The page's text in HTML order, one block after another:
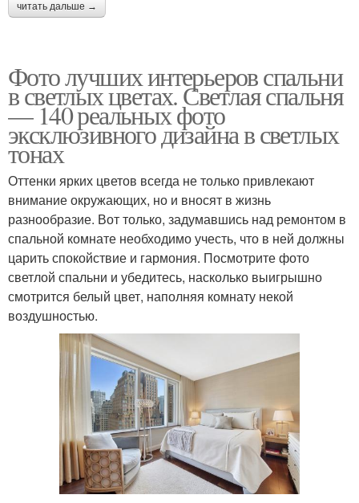
читать дальше →
Фото лучших интерьеров спальни
в светлых цветах. Светлая спальня
— 140 реальных фото
эксклюзивного дизайна в светлых
тонах
Оттенки ярких цветов всегда не только привлекают
внимание окружающих, но и вносят в жизнь
разнообразие. Вот только, задумавшись над ремонтом в
спальной комнате необходимо учесть, что в ней должны
царить спокойствие и гармония. Посмотрите фото
светлой спальни и убедитесь, насколько выигрышно
смотрится белый цвет, наполняя комнату некой
воздушностью.